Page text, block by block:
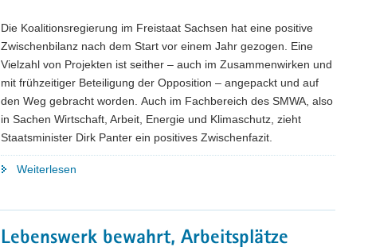
Die Koalitionsregierung im Freistaat Sachsen hat eine positive
Zwischenbilanz nach dem Start vor einem Jahr gezogen. Eine
Vielzahl von Projekten ist seither – auch im Zusammenwirken und
mit frühzeitiger Beteiligung der Opposition – angepackt und auf
den Weg gebracht worden. Auch im Fachbereich des SMWA, also
in Sachen Wirtschaft, Arbeit, Energie und Klimaschutz, zieht
Staatsminister Dirk Panter ein positives Zwischenfazit.
Weiterlesen
Sachsen
Lebenswerk bewahrt, Arbeitsplätze